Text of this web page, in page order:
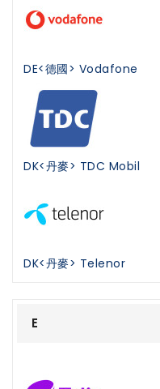
DE<德國> Vodafone
DK<丹麥> TDC Mobil
DK<丹麥> Telenor
E